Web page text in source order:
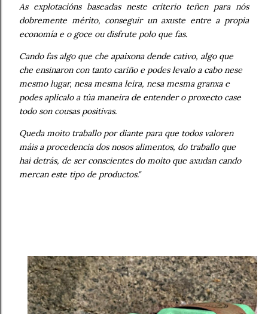
As explotacións baseadas neste criterio teñen para nós
dobremente mérito, conseguir un axuste entre a propia
economía e o goce ou disfrute polo que fas.
Cando fas algo que che apaixona dende cativo, algo que
che ensinaron con tanto cariño e podes levalo a cabo nese
mesmo lugar, nesa mesma leira, nesa mesma granxa e
podes aplicalo a túa maneira de entender o proxecto case
todo son cousas positivas.
Queda moito traballo por diante para que todos valoren
máis a procedencia dos nosos alimentos, do traballo que
hai detrás, de ser conscientes do moito que axudan cando
mercan este tipo de productos."